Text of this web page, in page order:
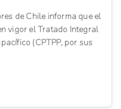
de Chile informa que el
vigor el Tratado Integral
(CPTPP, por sus